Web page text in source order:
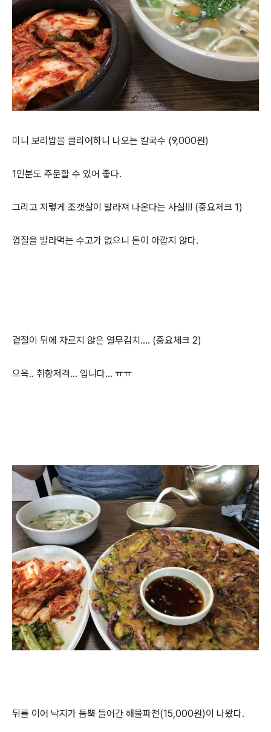
미니 보리밥을 클리어하니 나오는 칼국수 (9,000원)
1인분도 주문할 수 있어 좋다.
그리고 저렇게 조갯살이 발라져 나온다는 사실!!! (중요체크 1)
껍질을 발라먹는 수고가 없으니 돈이 아깝지 않다.
겉절이 뒤에 자르지 않은 열무김치.... (중요체크 2)
으윽.. 취향저격... 입니다... ㅠㅠ
뒤를 이어 낙지가 듬뿍 들어간 해물파전(15,000원)이 나왔다.